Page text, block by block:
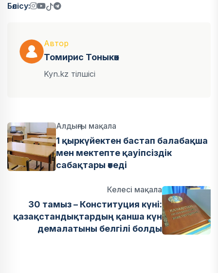
Бөлісу:
Автор
Томирис Тоныкөк
Kyn.kz тілшісі
Алдыңғы мақала
1 қыркүйектен бастап балабақша
мен мектепте қауіпсіздік
сабақтары өтеді
Келесі мақала
30 тамыз – Конституция күні:
қазақстандықтардың қанша күн
демалатыны белгілі болды